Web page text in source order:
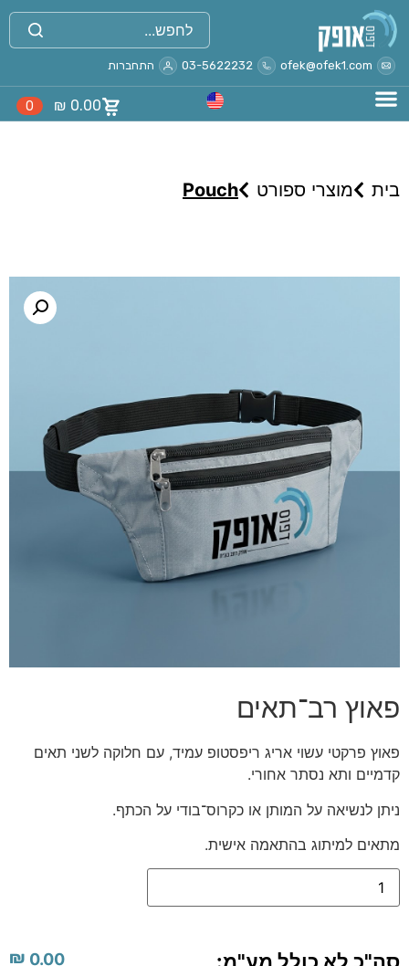
ofek@ofek1.com
03-5622232 התחברות
₪ 0.00
0
בית מוצרי ספורט Pouch
פאוץ רב־תאים
פאוץ פרקטי עשוי אריג ריפסטופ עמיד, עם חלוקה לשני תאים
קדמיים ותא נסתר אחורי.
ניתן לנשיאה על המותן או כקרוס־בודי על הכתף.
מתאים למיתוג בהתאמה אישית.
₪ 0.00